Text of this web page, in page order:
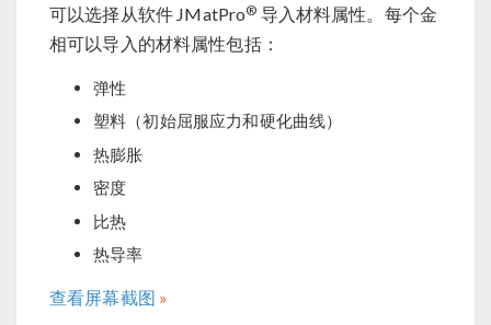
可以选择从软件 JMatPro® 导入材料属性。每个金
相可以导入的材料属性包括：
弹性
塑料（初始屈服应力和硬化曲线）
热膨胀
密度
比热
热导率
查看屏幕截图